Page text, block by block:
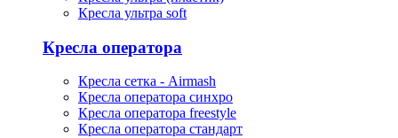
Кресла ультра soft
Кресла оператора
Кресла сетка - Airmash
Кресла оператора синхро
Кресла оператора freestyle
Кресла оператора стандарт